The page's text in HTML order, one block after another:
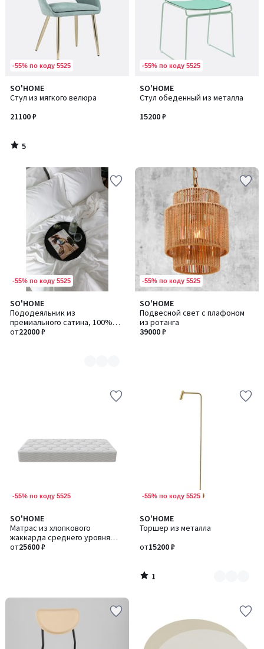
-55% по коду 5525
SO'HOME
Стул из мягкого велюра
21100 ₽
5
/
5
/
-55% по коду 5525
SO'HOME
Стул обеденный из металла
15200 ₽
-55% по коду 5525
SO'HOME
Пододеяльник из
премиального сатина, 100%
хлопок, 400TC
от22000 ₽
Количество
цветов:
2
-55% по коду 5525
SO'HOME
Подвесной свет с плафоном
из ротанга
39000 ₽
-55% по коду 5525
SO'HOME
Матрас из хлопкового
жаккарда среднего уровня
жесткости
от25600 ₽
-55% по коду 5525
SO'HOME
Торшер из металла
от15200 ₽
1
/
Количество
цветов:
1
/